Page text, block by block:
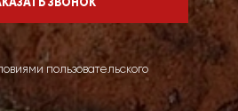
пользовательского